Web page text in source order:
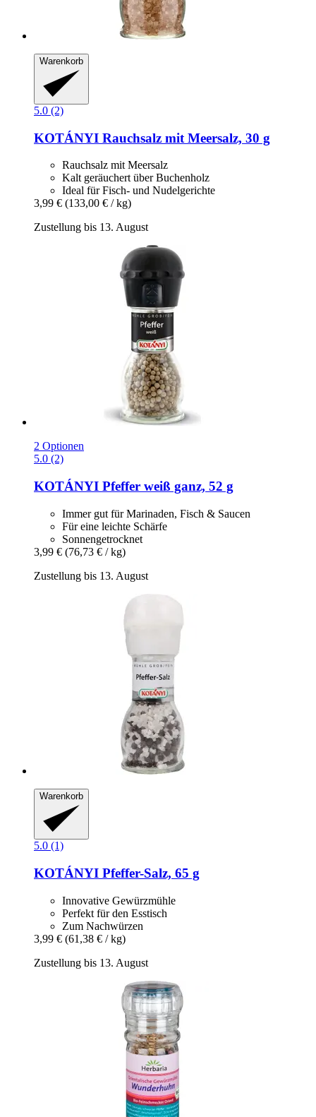
Warenkorb
5.0 (2)
KOTÁNYI Rauchsalz mit Meersalz, 30 g
Rauchsalz mit Meersalz
Kalt geräuchert über Buchenholz
Ideal für Fisch- und Nudelgerichte
3,99 € (133,00 € / kg)
Zustellung bis 13. August
2 Optionen
5.0 (2)
KOTÁNYI Pfeffer weiß ganz, 52 g
Immer gut für Marinaden, Fisch & Saucen
Für eine leichte Schärfe
Sonnengetrocknet
3,99 € (76,73 € / kg)
Zustellung bis 13. August
Warenkorb
5.0 (1)
KOTÁNYI Pfeffer-​Salz, 65 g
Innovative Gewürzmühle
Perfekt für den Esstisch
Zum Nachwürzen
3,99 € (61,38 € / kg)
Zustellung bis 13. August